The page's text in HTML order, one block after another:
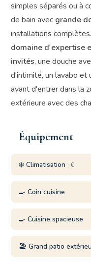
simples séparés ou à
de bain avec grande
installations
domaine d'expertise
invités, une douche
d'intimité, un lavabo et
avant d'entrer dans la
extérieure avec des
Équipement
❄️ Climatisation ·€
🍳 Coin cuisine
🍳 Cuisine spacieuse
🏖️ Grand patio